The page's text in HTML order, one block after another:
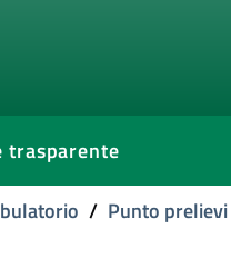
trasparente
/ Punto prelievi